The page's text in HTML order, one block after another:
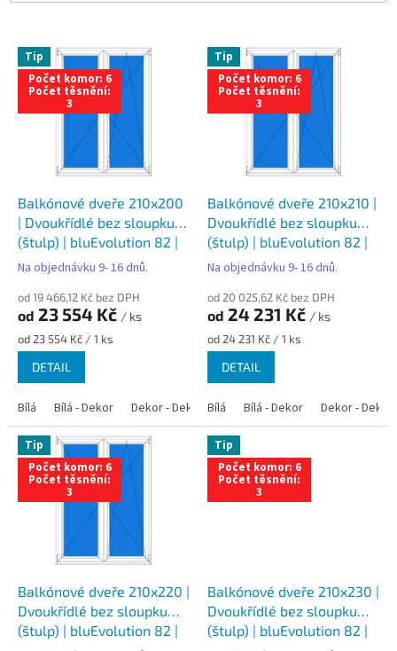
V Tip
Počet komor: 6
Počet těsnění:
3
Balkónové dveře 210x200
| Dvoukřídlé bez sloupku
(štulp) | bluEvolution 82 |
Trojsklo
Na objednávku 9- 16 dnů.
od 19 466,12 Kč bez DPH
od 23 554 Kč / ks
Měrná
cena:
od 23 554 Kč / 1 ks
DETAIL
Bílá Bílá - Dekor Dekor - Dekor Bílá - Antracit Bílá - Zlatý dub
Tip
Počet komor: 6
Počet těsnění:
3
Balkónové dveře 210x210 |
Dvoukřídlé bez sloupku
(štulp) | bluEvolution 82 |
Trojsklo
Na objednávku 9- 16 dnů.
od 20 025,62 Kč bez DPH
od 24 231 Kč / ks
Měrná
cena:
od 24 231 Kč / 1 ks
DETAIL
Bílá Bílá - Dekor Dekor - Dekor
Tip
Počet komor: 6
Počet těsnění:
3
Balkónové dveře 210x220 |
Dvoukřídlé bez sloupku
(štulp) | bluEvolution 82 |
Tip
Počet komor: 6
Počet těsnění:
3
Balkónové dveře 210x230 |
Dvoukřídlé bez sloupku
(štulp) | bluEvolution 82 |